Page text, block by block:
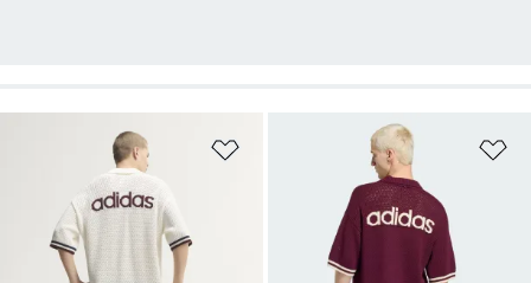
Pridať do zoznamu želaných